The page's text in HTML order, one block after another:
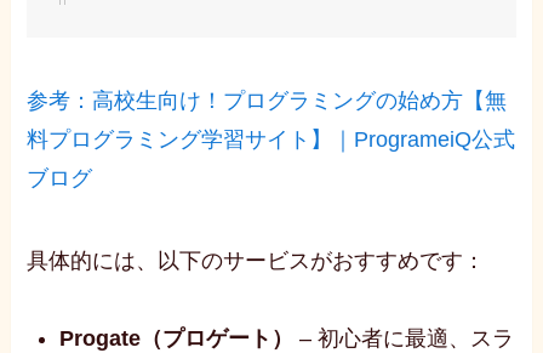
参考：高校生向け！プログラミングの始め方【無
料プログラミング学習サイト】｜ProgrameiQ公式
ブログ
具体的には、以下のサービスがおすすめです：
Progate（プロゲート）
– 初心者に最適、スラ